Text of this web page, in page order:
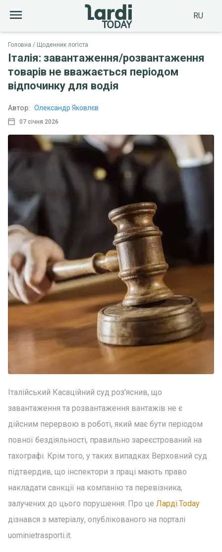
RU
Головна Щоденник логіста
Італія: завантаження/розвантаження
товарів не вважається періодом
відпочинку для водія
07 січня 2026
Автор: Олександр Яковлєв
Італійський Касаційний суд роз'яснив, що
завантаження та розвантаження вантажів не є
дійсним перервою в роботі, який має бути періодом
повної бездіяльності, правильно зареєстрований на
тахографі. Крім того, у таких випадках Верховний суд
підтвердив, що інспектори з праці мають право
накладати санкції на компанію та перевізника,
залучених до цього порушення. Про це Ларді.Today
дізнався з матеріалу, опублікованого на порталі
uominietrasporti.it.